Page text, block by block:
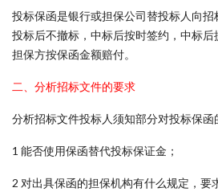
投标保函是银行或担保公司替投标人向招
投标后不撤标，中标后按时签约，中标
担保方按保函金额赔付。
二、分析招标文件的要求
分析招标文件投标人须知部分对投标保函
1 能否使用保函替代投标保证金；
2 对出具保函的担保机构有什么规定，要